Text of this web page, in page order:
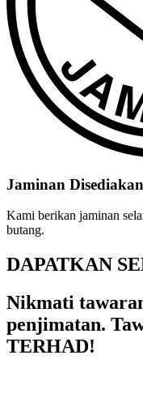
Jaminan Disediakan
Kami berikan jaminan
butang.
DAPATKAN
Nikmati
penjimatan.
TERHAD!